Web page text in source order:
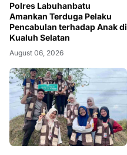
Polres Labuhanbatu
Amankan Terduga Pelaku
Pencabulan terhadap Anak di
Kualuh Selatan
August 06, 2026